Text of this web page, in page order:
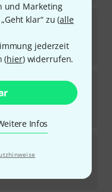
und Marketing
klar“ zu (alle
jederzeit
(hier) widerrufen.
Infos
15XD
XA